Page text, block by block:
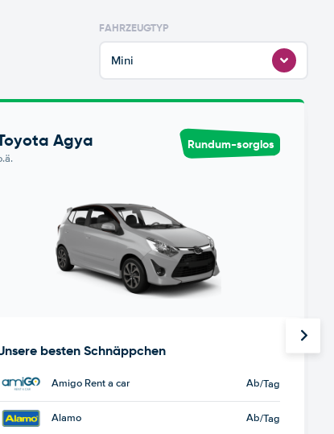
FAHRZEUGTYP
Mini
Agya Rundum-sorglos
besten Schnäppchen
Amigo Rent a car Ab/Tag
Alamo Ab/Tag